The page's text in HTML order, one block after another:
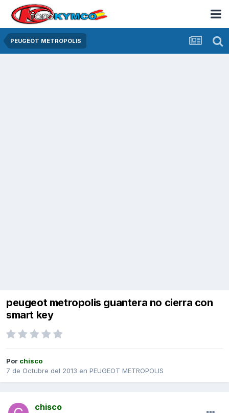
PEUGEOT METROPOLIS
peugeot metropolis guantera no cierra con
smart key
Por chisco
7 de Octubre del 2013 en PEUGEOT METROPOLIS
chisco